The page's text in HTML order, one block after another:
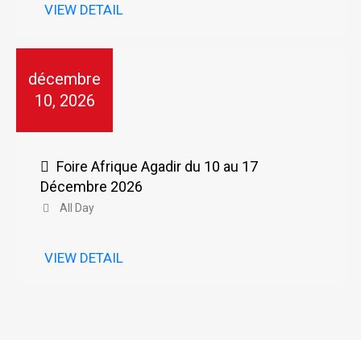
VIEW DETAIL
décembre
10, 2026
Foire Afrique Agadir du 10 au 17
Décembre 2026
All Day
VIEW DETAIL